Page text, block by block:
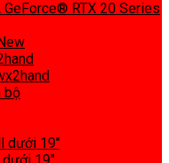
GeForce® RTX 20 Series
bộ
dưới 19″